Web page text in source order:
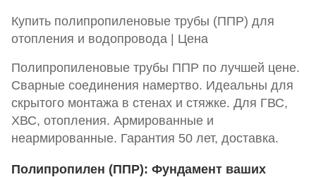
Купить полипропиленовые трубы (ППР) для
отопления и водопровода | Цена
Полипропиленовые трубы ППР по лучшей цене.
Сварные соединения намертво. Идеальны для
скрытого монтажа в стенах и стяжке. Для ГВС,
ХВС, отопления. Армированные и
неармированные. Гарантия 50 лет, доставка.
Полипропилен (ППР): Фундамент ваших